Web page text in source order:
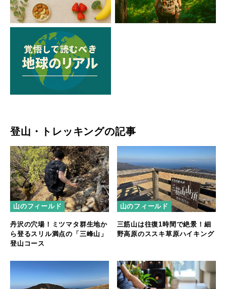
登山・トレッキングの記事
山のフィールド
丹沢の穴場！ミツマタ群生地か
ら登るスリル満点の「三峰山」
登山コース
山のフィールド
三筋山は往復1時間で絶景！細
野高原のススキ草原ハイキング